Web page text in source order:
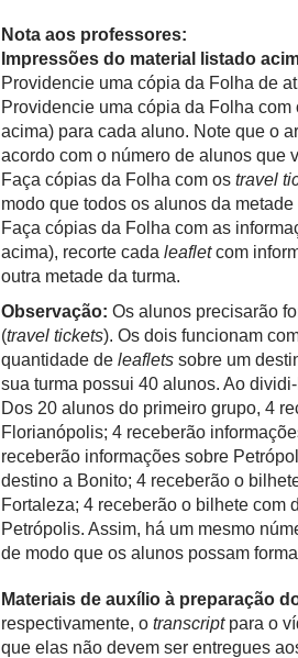
Nota aos professores:
Impressões do material listado
Providencie uma cópia da Folha de
Providencie uma cópia da Folha com
acima) para cada aluno. Note que o
acordo com o número de alunos que
Faça cópias da Folha com os travel
modo que todos os alunos da
Faça cópias da Folha com as
acima), recorte cada leafletcom
outra metade da turma.
Observação: Os alunos precisarão
(travel tickets). Os dois funcionam
quantidade de leaflets sobre um
sua turma possui 40 alunos. Ao
Dos 20 alunos do primeiro grupo, 4
Florianópolis; 4 receberão
receberão informações sobre
destino a Bonito; 4 receberão o
Fortaleza; 4 receberão o bilhete com
Petrópolis. Assim, há um mesmo
de modo que os alunos possam
Materiais de auxílio à preparação
respectivamente, o transcriptpara o
que elas não devem ser entregues